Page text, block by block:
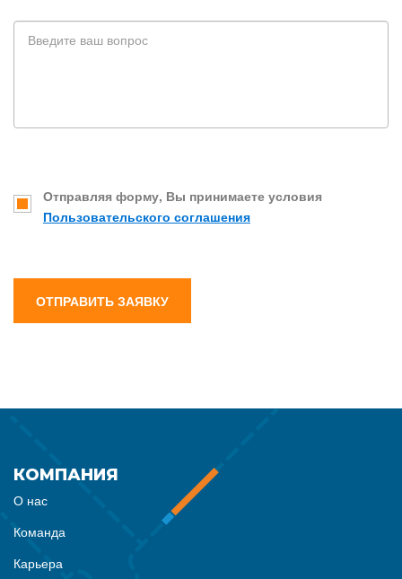
Отправляя форму, Вы принимаете условия
Пользовательского соглашения
ОТПРАВИТЬ ЗАЯВКУ
КОМПАНИЯ
О нас
Команда
Карьера